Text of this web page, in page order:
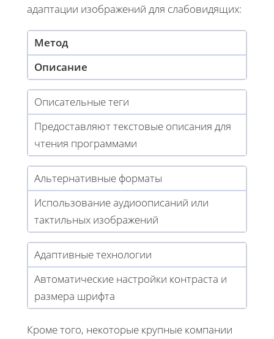
адаптации изображений для слабовидящих:
Метод
Описание
Описательные теги
Предоставляют текстовые описания для
чтения программами
Альтернативные форматы
Использование аудиоописаний или
тактильных изображений
Адаптивные технологии
Автоматические настройки контраста и
размера шрифта
Кроме того, некоторые крупные компании